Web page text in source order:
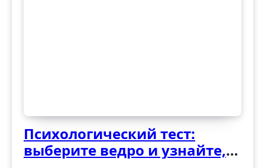
Психологический тест:
выберите ведро и узнайте,